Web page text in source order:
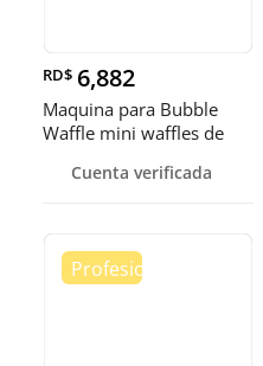
RD$ 6,882
Maquina para Bubble
Waffle mini waffles de
Cuenta verificada